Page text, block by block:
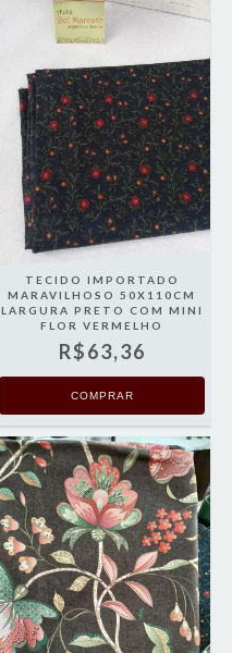
TECIDO IMPORTADO
MARAVILHOSO 50X110CM
LARGURA PRETO COM MINI
FLOR VERMELHO
R$63,36